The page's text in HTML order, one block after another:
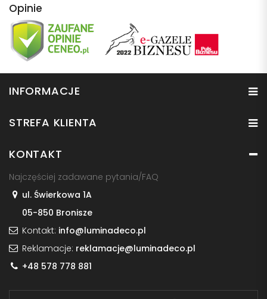
Opinie
INFORMACJE
STREFA KLIENTA
KONTAKT
Najczęściej zadawane pytania/FAQ
ul. Świerkowa 1A
05-850 Bronisze
Kontakt: info@luminadeco.pl
Reklamacje: reklamacje@luminadeco.pl
+48 578 778 881